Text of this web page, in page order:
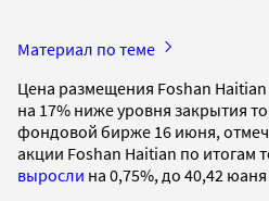
Материал по теме
Цена размещения Foshan Haitian
на 17% ниже уровня закрытия
фондовой бирже 16 июня,
акции Foshan Haitian по итогам
выросли на 0,75%, до 40,42